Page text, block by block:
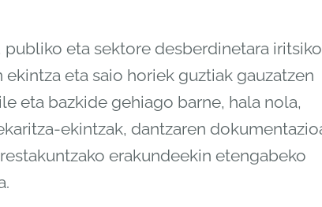
eta sektore desberdinetara iritsiko
eta saio horiek guztiak gauzatzen
eta bazkide gehiago barne, hala nola,
ekintzak, dantzaren
erakundeekin etengabeko